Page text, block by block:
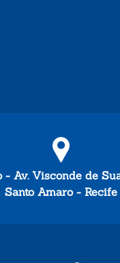
- Av. Visconde de
Santo Amaro - Recife